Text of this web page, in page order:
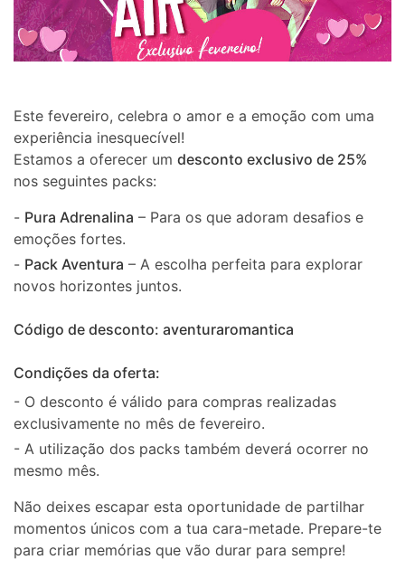
Este fevereiro, celebra o amor e a emoção com uma
experiência inesquecível!
Estamos a oferecer um desconto exclusivo de 25%
nos seguintes packs:
- Pura Adrenalina – Para os que adoram desafios e
emoções fortes.
- Pack Aventura – A escolha perfeita para explorar
novos horizontes juntos.
Código de desconto: aventuraromantica
Condições da oferta:
- O desconto é válido para compras realizadas
exclusivamente no mês de fevereiro.
- A utilização dos packs também deverá ocorrer no
mesmo mês.
Não deixes escapar esta oportunidade de partilhar
momentos únicos com a tua cara-metade. Prepare-te
para criar memórias que vão durar para sempre!